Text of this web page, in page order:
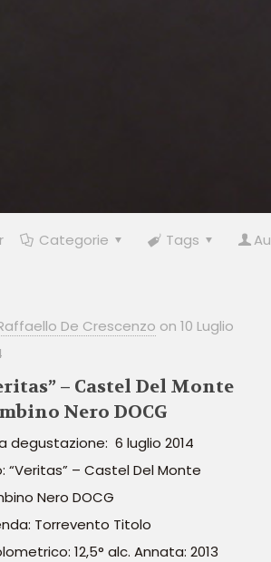
Categorie Tags
De Crescenzo on 10 Luglio
– Castel Del Monte
Nero DOCG
degustazione: 6 luglio 2014
“Veritas” – Castel Del Monte
Nero DOCG
Torrevento Titolo
12,5° alc. Annata: 2013